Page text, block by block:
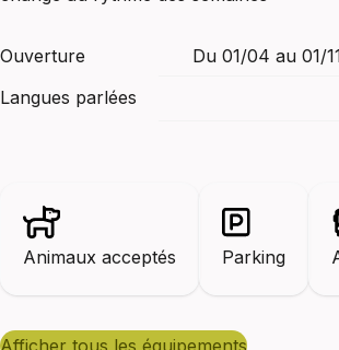
Ouverture
Du 01/04 au 01/
Langues parlées
Animaux acceptés Parking
afficher tous les équipements